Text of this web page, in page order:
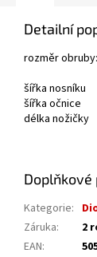
Detailní
rozměr obruby:
šířka
šířka
délka
Kategorie:
Záruka:
2
EAN: